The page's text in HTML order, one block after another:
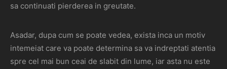
sa continuati pierderea in greutate.
Asadar, dupa cum se poate vedea, exista inca un motiv
intemeiat care va poate determina sa va indreptati atentia
spre cel mai bun ceai de slabit din lume, iar asta nu este